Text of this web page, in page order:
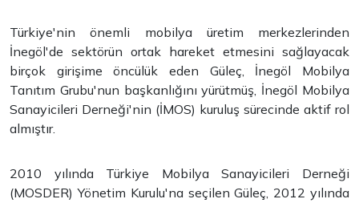
Türkiye'nin önemli mobilya üretim merkezlerinden
İnegöl'de sektörün ortak hareket etmesini sağlayacak
birçok girişime öncülük eden Güleç, İnegöl Mobilya
Tanıtım Grubu'nun başkanlığını yürütmüş, İnegöl Mobilya
Sanayicileri Derneği'nin (İMOS) kuruluş sürecinde aktif rol
almıştır.
2010 yılında Türkiye Mobilya Sanayicileri Derneği
(MOSDER) Yönetim Kurulu'na seçilen Güleç, 2012 yılında